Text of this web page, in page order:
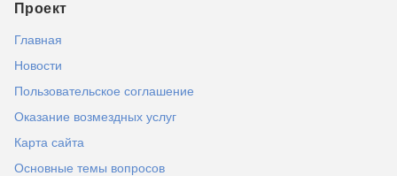
Проект
Главная
Новости
Пользовательское соглашение
Оказание возмездных услуг
Карта сайта
Основные темы вопросов